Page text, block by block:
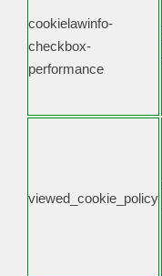
cookielawinfo-
checkbox-
performance
viewed_cookie_policy